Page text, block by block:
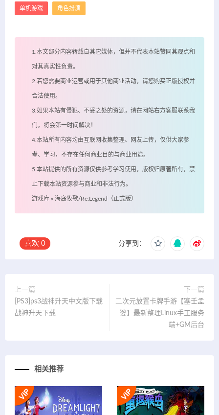
单机游戏 角色扮演
1.本文部分内容转载自其它媒体，但并不代表本站赞同其观点和
对其真实性负责。
2.若您需要商业运营或用于其他商业活动，请您购买正版授权并
合法使用。
3.如果本站有侵犯、不妥之处的资源，请在网站右方客服联系我
们。将会第一时间解决！
4.本站所有内容均由互联网收集整理、网友上传，仅供大家参
考、学习，不存在任何商业目的与商业用途。
5.本站提供的所有资源仅供参考学习使用，版权归原著所有，禁
止下载本站资源参与商业和非法行为。
游戏库 » 海岛牧歌/Re:Legend（正式版）
喜欢 0 分享到：
上一篇
[PS3]ps3战神升天中文版下载
战神升天下载
下一篇
二次元放置卡牌手游【塞壬孟
婆】最新整理Linux手工服务
端+GM后台
相关推荐